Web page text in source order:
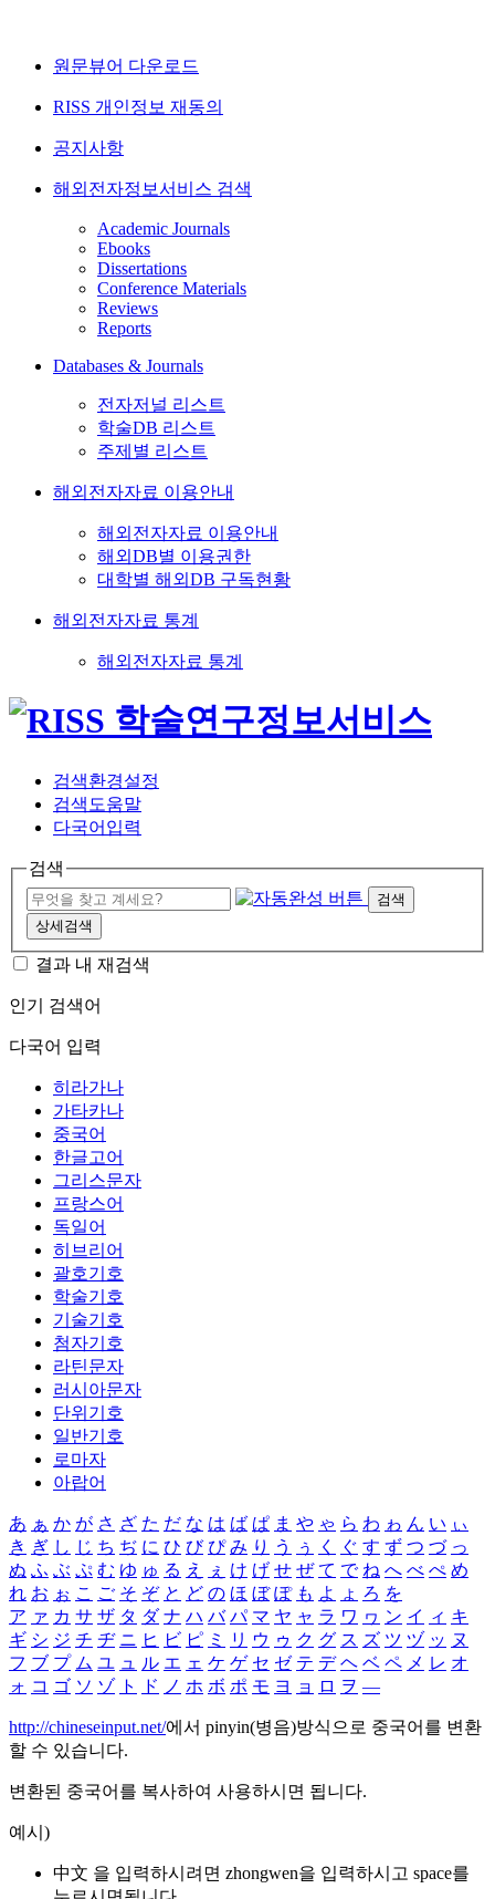
원문뷰어 다운로드
RISS 개인정보 재동의
공지사항
해외전자정보서비스 검색
Academic Journals
Ebooks
Dissertations
Conference Materials
Reviews
Reports
Databases & Journals
전자저널 리스트
학술DB 리스트
주제별 리스트
해외전자자료 이용안내
해외전자자료 이용안내
해외DB별 이용권한
대학별 해외DB 구독현황
해외전자자료 통계
해외전자자료 통계
검색환경설정
검색도움말
다국어입력
검색
검색
상세검색
결과 내 재검색
인기 검색어
다국어 입력
히라가나
가타카나
중국어
한글고어
그리스문자
프랑스어
독일어
히브리어
괄호기호
학술기호
기술기호
첨자기호
라틴문자
러시아문자
단위기호
일반기호
로마자
아랍어
あ ぁ か が さ ざ た だ な は ば ぱ ま や ゃ ら わ ゎ ん い ぃ
き ぎ し じ ち ぢ に ひ び ぴ み り う ぅ く ぐ す ず つ づ っ
ぬ ふ ぶ ぷ む ゆ ゅ る え ぇ け げ せ ぜ て で ね へ べ ぺ め
れ お ぉ こ ご そ ぞ と ど の ほ ぼ ぽ も よ ょ ろ を
ア ァ カ サ ザ タ ダ ナ ハ バ パ マ ヤ ャ ラ ワ ヮ ン イ ィ キ
ギ シ ジ チ ヂ ニ ヒ ビ ピ ミ リ ウ ゥ ク グ ス ズ ツ ヅ ッ ヌ
フ ブ プ ム ユ ュ ル エ ェ ケ ゲ セ ゼ テ デ ヘ ベ ペ メ レ オ
ォ コ ゴ ソ ゾ ト ド ノ ホ ボ ポ モ ヨ ョ ロ ヲ ―
http://chineseinput.net/에서 pinyin(병음)방식으로 중국어를 변환
할 수 있습니다.
변환된 중국어를 복사하여 사용하시면 됩니다.
예시)
中文 을 입력하시려면 zhongwen을 입력하시고 space를